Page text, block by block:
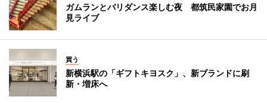
ガムランとバリダンス楽しむ夜 都筑民家園でお月
見ライブ
買う
新横浜駅の「ギフトキヨスク」、新ブランドに刷
新・増床へ